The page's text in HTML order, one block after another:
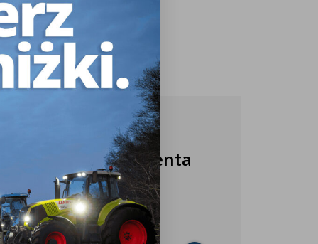
Nasza obsługa klienta
jest do Twojej
dyspozycji!